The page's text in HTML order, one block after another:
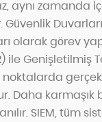
aynı zamanda
olarak görev
ile Genişletilmiş
Daha karmaşık
SIEM, tüm